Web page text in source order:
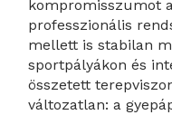
kompromisszumot
professzionális
mellett is stabilan
sportpályákon és
összetett
változatlan: a